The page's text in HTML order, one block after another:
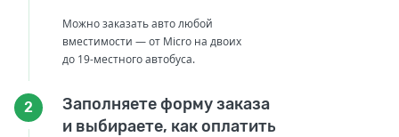
Можно заказать авто любой
вместимости — от Micro на двоих
до 19-местного автобуса.
2
Заполняете форму заказа
и выбираете, как оплатить